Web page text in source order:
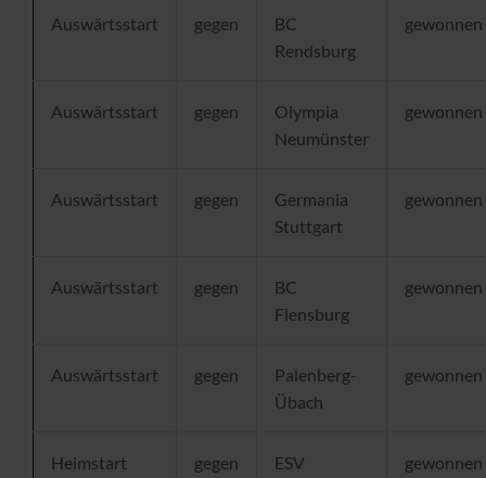
Auswärtsstart gegen
BC
Rendsburg
gewonnen
Auswärtsstart gegen
Olympia
Neumünster
gewonnen
Auswärtsstart gegen
Germania
Stuttgart
gewonnen
Auswärtsstart gegen
BC
Flensburg
gewonnen
Auswärtsstart gegen
Palenberg-
Übach
gewonnen
Heimstart gegen
ESV
gewonnen